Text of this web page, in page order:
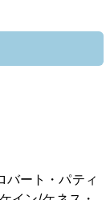
バート・パティ